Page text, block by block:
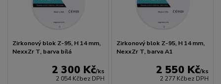
Zirkonový blok Z-95, H 14 mm,
NexxZr T, barva bílá
2 300 Kč/ks
2 054 Kčbez DPH
Zirkonový blok Z-95, H 14 mm,
NexxZr T, barva A1
2 550 Kč/ks
2 277 Kčbez DPH